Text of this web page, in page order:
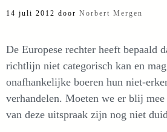
14 juli 2012 door Norbert Mergen
De Europese rechter heeft bepaald
richtlijn niet categorisch kan en
onafhankelijke boeren hun niet-
verhandelen. Moeten we er blij
van deze uitspraak zijn nog niet